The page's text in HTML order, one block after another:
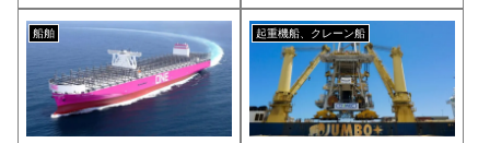
船舶 起重機船、クレーン船